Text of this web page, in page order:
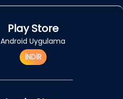
Play Store
Android Uygulama
İNDİR